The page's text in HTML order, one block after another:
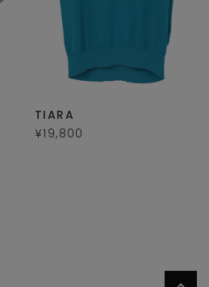
TIARA
¥19,800